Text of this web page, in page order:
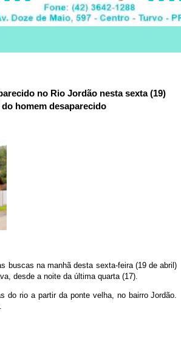
no Rio Jordão nesta sexta (19)
homem desaparecido
buscas na manhã desta sexta-feira (19 de abril)
desde a noite da última quarta (17).
do rio a partir da ponte velha, no bairro Jordão.